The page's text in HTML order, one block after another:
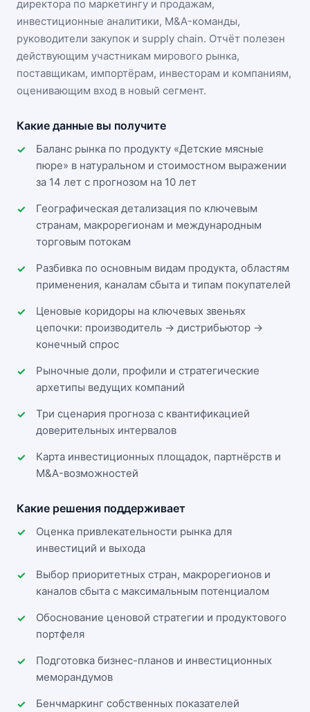
директора по маркетингу и продажам,
инвестиционные аналитики, M&A-команды,
руководители закупок и supply chain. Отчёт полезен
действующим участникам мирового рынка,
поставщикам, импортёрам, инвесторам и компаниям,
оценивающим вход в новый сегмент.
Какие данные вы получите
Баланс рынка по продукту «Детские мясные
пюре» в натуральном и стоимостном выражении
за 14 лет с прогнозом на 10 лет
Географическая детализация по ключевым
странам, макрорегионам и международным
торговым потокам
Разбивка по основным видам продукта, областям
применения, каналам сбыта и типам покупателей
Ценовые коридоры на ключевых звеньях
цепочки: производитель → дистрибьютор →
конечный спрос
Рыночные доли, профили и стратегические
архетипы ведущих компаний
Три сценария прогноза с квантификацией
доверительных интервалов
Карта инвестиционных площадок, партнёрств и
M&A-возможностей
Какие решения поддерживает
Оценка привлекательности рынка для
инвестиций и выхода
Выбор приоритетных стран, макрорегионов и
каналов сбыта с максимальным потенциалом
Обоснование ценовой стратегии и продуктового
портфеля
Подготовка бизнес-планов и инвестиционных
меморандумов
Бенчмаркинг собственных показателей